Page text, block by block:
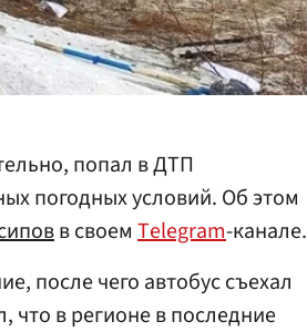
попал в ДТП
погодных условий. Об этом
в своем Тelegram-канале.
после чего автобус съехал
что в регионе в последние